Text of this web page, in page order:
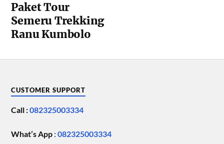
Paket Tour
Semeru Trekking
Ranu Kumbolo
CUSTOMER SUPPORT
Call :082325003334
What’s App :082325003334